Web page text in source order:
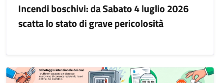
Incendi boschivi: da Sabato 4 luglio 2026
scatta lo stato di grave pericolosità